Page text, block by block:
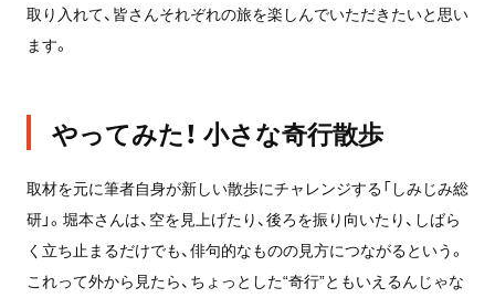
取り入れて、皆さんそれぞれの旅を楽しんでいただきたいと思い
ます。
やってみた！ 小さな奇行散歩
取材を元に筆者自身が新しい散歩にチャレンジする「しみじみ総
研」。堀本さんは、空を見上げたり、後ろを振り向いたり、しばら
く立ち止まるだけでも、俳句的なものの見方につながるという。
これって外から見たら、ちょっとした“奇行”ともいえるんじゃな